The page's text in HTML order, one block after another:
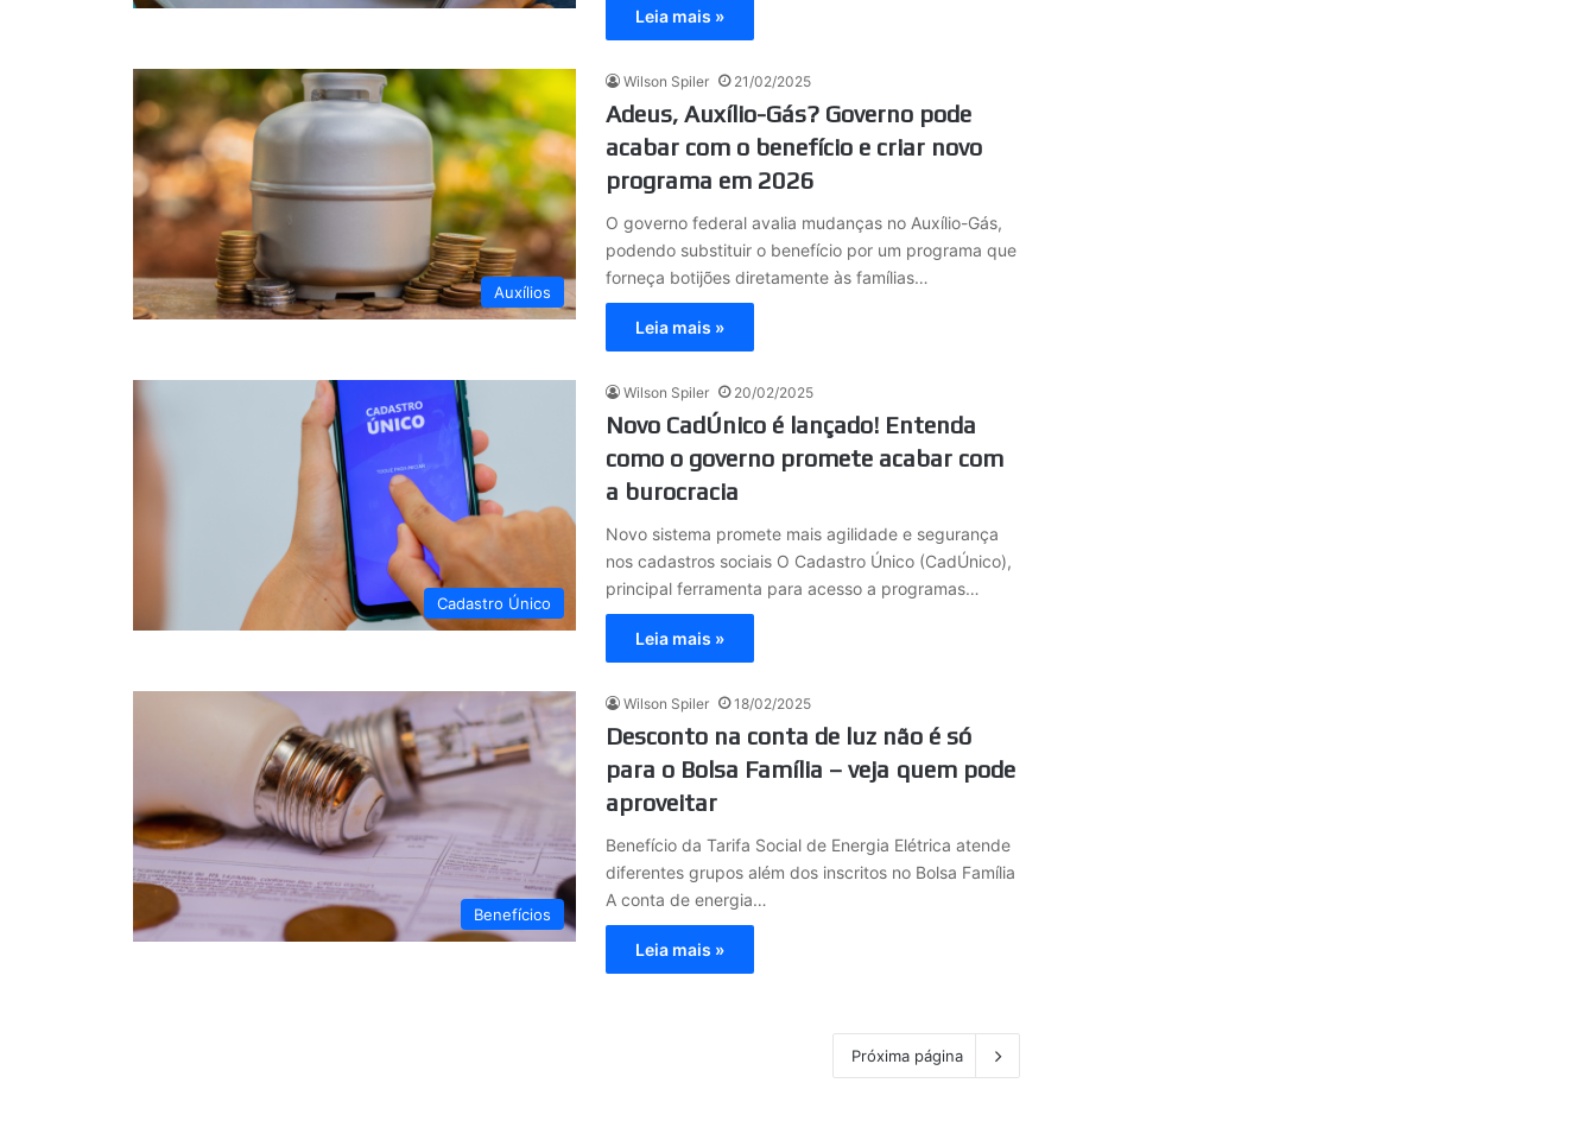
Leia mais »
Auxílios
Wilson Spiler 21/02/2025
Adeus, Auxílio-Gás? Governo pode
acabar com o benefício e criar novo
programa em 2026
O governo federal avalia mudanças no Auxílio-Gás,
podendo substituir o benefício por um programa que
forneça botijões diretamente às famílias…
Leia mais »
Cadastro Único
Wilson Spiler 20/02/2025
Novo CadÚnico é lançado! Entenda
como o governo promete acabar com
a burocracia
Novo sistema promete mais agilidade e segurança
nos cadastros sociais O Cadastro Único (CadÚnico),
principal ferramenta para acesso a programas…
Leia mais »
Benefícios
Wilson Spiler 18/02/2025
Desconto na conta de luz não é só
para o Bolsa Família – veja quem pode
aproveitar
Benefício da Tarifa Social de Energia Elétrica atende
diferentes grupos além dos inscritos no Bolsa Família
A conta de energia…
Leia mais »
Próxima página